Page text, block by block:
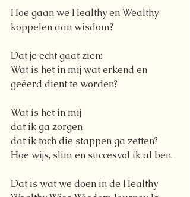
Hoe gaan we Healthy en Wealthy
koppelen aan wisdom?
Dat je echt gaat zien:
Wat is het in mij wat erkend en
geëerd dient te worden?
Wat is het in mij
dat ik ga zorgen
dat ik toch die stappen ga zetten?
Hoe wijs, slim en succesvol ik al ben.
Dat is wat we doen in de Healthy